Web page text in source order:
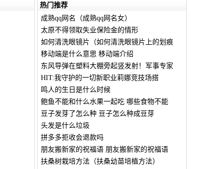
热门推荐
成熟qq网名（成熟qq网名女）
太原不得领取失业保险金的情形
如何清洗眼镜片（如何清洗眼镜片上的划痕
移动端是什么意思 移动端介绍
东风导弹在塑料大棚旁起竖发射！军事专家
HIT:我守护的一切新职业莉娜竞技场搭
鸣人的生日是什么时候
鲍鱼不能和什么水果一起吃 哪些食物不能
豆子发芽了怎么种 豆子怎么种成豆芽
头发是什么垃圾
拼多多拒收会退款吗
朋友搬新家的祝福语 朋友搬新家的祝福语
扶桑树栽培方法（扶桑幼苗培植方法）